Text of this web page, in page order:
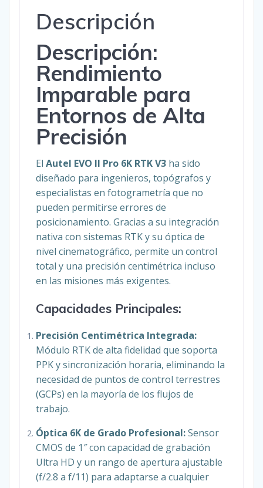
Descripción
Descripción:
Rendimiento
Imparable para
Entornos de Alta
Precisión
El Autel EVO II Pro 6K RTK V3 ha sido
diseñado para ingenieros, topógrafos y
especialistas en fotogrametría que no
pueden permitirse errores de
posicionamiento. Gracias a su integración
nativa con sistemas RTK y su óptica de
nivel cinematográfico, permite un control
total y una precisión centimétrica incluso
en las misiones más exigentes.
Capacidades Principales:
Precisión Centimétrica Integrada:
Módulo RTK de alta fidelidad que soporta
PPK y sincronización horaria, eliminando la
necesidad de puntos de control terrestres
(GCPs) en la mayoría de los flujos de
trabajo.
Óptica 6K de Grado Profesional:Sensor
CMOS de 1″ con capacidad de grabación
Ultra HD y un rango de apertura ajustable
(f/2.8 a f/11) para adaptarse a cualquier